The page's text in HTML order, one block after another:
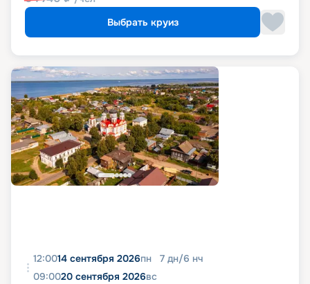
Выбрать круиз
12:0014 сентября 2026пн 7 дн/6 нч
09:0020 сентября 2026вс